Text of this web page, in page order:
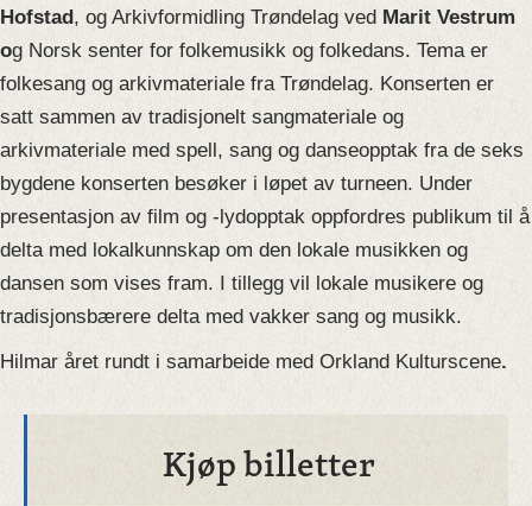
Hofstad, og Arkivformidling Trøndelag ved Marit Vestrum
og Norsk senter for folkemusikk og folkedans. Tema er
folkesang og arkivmateriale fra Trøndelag. Konserten er
satt sammen av tradisjonelt sangmateriale og
arkivmateriale med spell, sang og danseopptak fra de seks
bygdene konserten besøker i løpet av turneen. Under
presentasjon av film og -lydopptak oppfordres publikum til å
delta med lokalkunnskap om den lokale musikken og
dansen som vises fram. I tillegg vil lokale musikere og
tradisjonsbærere delta med vakker sang og musikk.
Hilmar året rundt i samarbeide med Orkland Kulturscene.
Kjøp billetter